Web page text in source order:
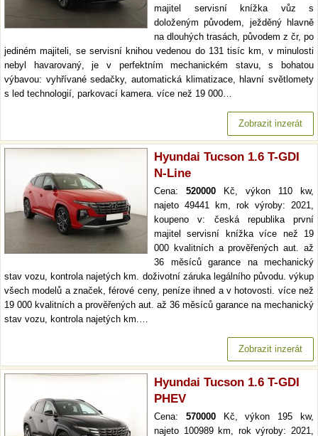
majitel servisní knížka vůz s
doloženým původem, ježděný hlavně
na dlouhých trasách, původem z čr, po
jediném majiteli, se servisní knihou vedenou do 131 tisíc km, v minulosti
nebyl havarovaný, je v perfektním mechanickém stavu, s bohatou
výbavou: vyhřívané sedačky, automatická klimatizace, hlavní světlomety
s led technologií, parkovací kamera. více než 19 000…
Zobrazit inzerát
Hyundai Tucson 1.6 T-GDI
N-Line
Cena: 520000 Kč, výkon 110 kw,
najeto 49441 km, rok výroby: 2021,
koupeno v: česká republika první
majitel servisní knížka více než 19
000 kvalitních a prověřených aut. až
36 měsíců garance na mechanický
stav vozu, kontrola najetých km. doživotní záruka legálního původu. výkup
všech modelů a značek, férové ceny, peníze ihned a v hotovosti. více než
19 000 kvalitních a prověřených aut. až 36 měsíců garance na mechanický
stav vozu, kontrola najetých km.…
Zobrazit inzerát
Hyundai Tucson 1.6 T-GDI
PHEV
Cena: 570000Kč, výkon 195 kw,
najeto 100989 km, rok výroby: 2021,